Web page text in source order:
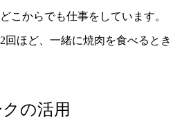
こからでも仕事をしています。
回ほど、一緒に焼肉を食べるとき
の活用